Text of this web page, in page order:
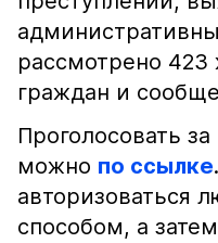
рассмотрено
граждан и
Проголосовать
можно по ссылке
авторизоваться
способом, а